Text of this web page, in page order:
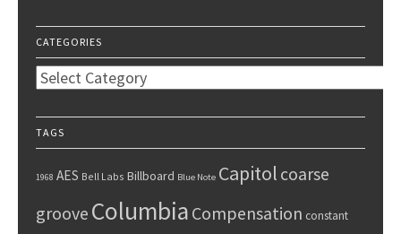
CATEGORIES
Categories
TAGS
1968 AES Bell Labs Billboard Blue Note Capitol coarse
groove Columbia Compensation constant